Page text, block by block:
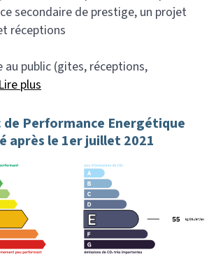
secondaire de prestige, un projet
réceptions
au public (gites, réceptions,
plus
Performance Energétique
après le 1er juillet 2021